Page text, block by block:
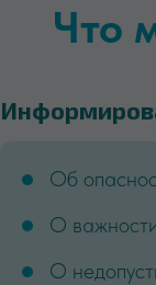
Что
Об
О
О